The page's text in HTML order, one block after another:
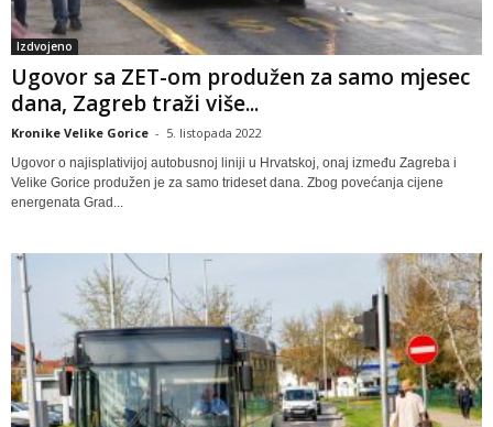
Izdvojeno
Ugovor sa ZET-om produžen za samo mjesec
dana, Zagreb traži više...
Kronike Velike Gorice - 5. listopada 2022
Ugovor o najisplativijoj autobusnoj liniji u Hrvatskoj, onaj između Zagreba i
Velike Gorice produžen je za samo trideset dana. Zbog povećanja cijene
energenata Grad...